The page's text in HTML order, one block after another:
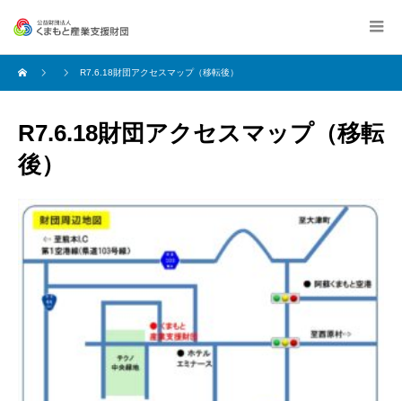
R7.6.18財団アクセスマップ（移転後）
R7.6.18財団アクセスマップ（移転
後）